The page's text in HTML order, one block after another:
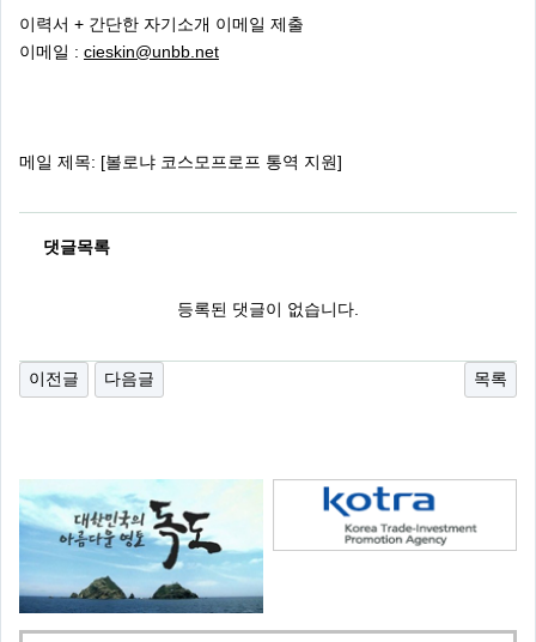
이력서 + 간단한 자기소개 이메일 제출
이메일 : cieskin@unbb.net
메일 제목: [볼로냐 코스모프로프 통역 지원]
댓글목록
등록된 댓글이 없습니다.
이전글 다음글 목록